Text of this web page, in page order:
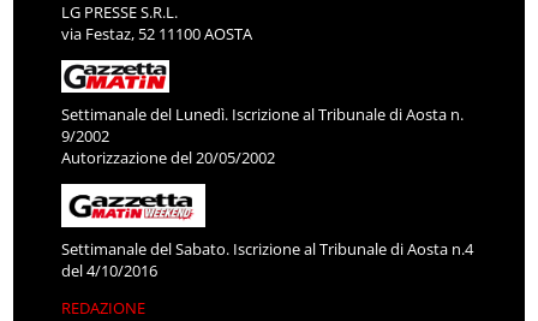
LG PRESSE S.R.L.
via Festaz, 52 11100 AOSTA
Settimanale del Lunedì. Iscrizione al Tribunale di Aosta n.
9/2002
Autorizzazione del 20/05/2002
Settimanale del Sabato. Iscrizione al Tribunale di Aosta n.4
del 4/10/2016
REDAZIONE